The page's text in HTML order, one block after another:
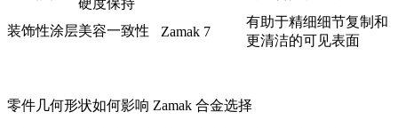
硬度保持
装饰性涂层美容一致性 Zamak 7
有助于精细细节复制和
更清洁的可见表面
零件几何形状如何影响 Zamak 合金选择